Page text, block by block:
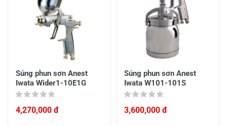
Súng phun sơn Anest
Iwata Wider1-10E1G
4,270,000 đ
Súng phun sơn Anest
Iwata W101-101S
3,600,000 đ